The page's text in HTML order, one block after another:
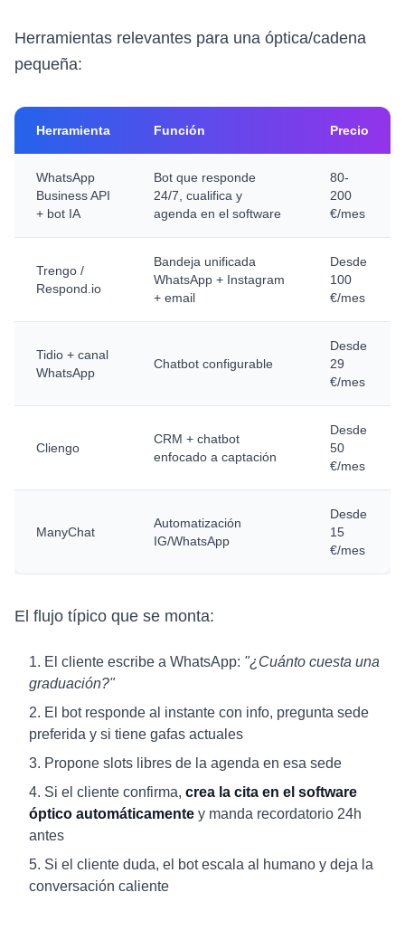
Herramientas relevantes para una óptica/cadena
pequeña:
Herramienta Función Precio
WhatsApp
Business API
+ bot IA
Bot que responde
24/7, cualifica y
agenda en el software
80-
200
€/mes
Trengo /
Respond.io
Bandeja unificada
WhatsApp + Instagram
+ email
Desde
100
€/mes
Tidio + canal
WhatsApp
Chatbot configurable
Desde
29
€/mes
Cliengo
CRM + chatbot
enfocado a captación
Desde
50
€/mes
ManyChat
Automatización
IG/WhatsApp
Desde
15
€/mes
El flujo típico que se monta:
El cliente escribe a WhatsApp: "¿Cuánto cuesta una
graduación?"
El bot responde al instante con info, pregunta sede
preferida y si tiene gafas actuales
Propone slots libres de la agenda en esa sede
Si el cliente confirma, crea la cita en el software
óptico automáticamente y manda recordatorio 24h
antes
Si el cliente duda, el bot escala al humano y deja la
conversación caliente